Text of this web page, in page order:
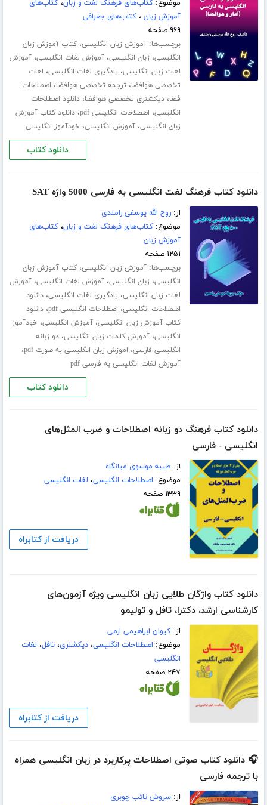
موضوع: کتاب‌های فرهنگ لغت و زبان، کتاب‌های
آموزش زبان ،کتاب‌های جغرافی
۹۶۹ صفحه
برچسب‌ها:آموزش زبان انگلیسی،کتاب آموزش زبان
انگلیسی، زبان انگلیسی،آموزش لغات انگلیسی،آموزش
لغات زبان انگلیسی، یادگیری لغات انگلیسی، لغات
تخصصی هوافضا، ترجمه تخصصی هوافضا، اصطلاحات
فضا،دیکشنری تخصصی هوافضا،دانلود اصطلاحات
انگلیسی، اصطلاحات انگلیسی pdf ،دانلود کتاب آموزش
زبان انگلیسی،آموزش انگلیسی، خودآموز انگلیسی
دانلود کتاب
دانلود کتاب فرهنگ لغت انگلیسی به فارسی 5000 واژه SAT
از:روح الله یوسفی رامندی
موضوع:کتاب‌های فرهنگ لغت و زبان،کتاب‌های
آموزش زبان
۱۲۵۱ صفحه
برچسب‌ها:آموزش زبان انگلیسی،کتاب آموزش زبان
انگلیسی، زبان انگلیسی،آموزش لغات انگلیسی،آموزش
لغات زبان انگلیسی، یادگیری لغات انگلیسی،دانلود
اصطلاحات انگلیسی، اصطلاحات انگلیسی pdf ،دانلود
کتاب آموزش زبان انگلیسی،آموزش انگلیسی، خودآموز
انگلیسی،آموزش کلمات زبان انگلیسی،دو زبانه
انگلیسی فارسی، اموزش زبان انگلیسی به صورت pdf ،
آموزش لغات انگلیسی به فارسی pdf
دانلود کتاب
دانلود کتاب فرهنگ دو زبانه اصطلاحات و ضرب المثل‌های
انگلیسی - فارسی
از: طیبه موسوی میانگاه
موضوع: اصطلاحات انگلیسی، لغات انگلیسی
۱۳۳۹ صفحه
دریافت از کتابراه
دانلود کتاب واژگان طلایی زبان انگلیسی ویژه آزمون‌های
کارشناسی ارشد، دکترا، تافل و تولیمو
از:کیوان ابراهیمی ارمی
موضوع: اصطلاحات انگلیسی،دیکشنری،تافل، لغات
انگلیسی
۲۴۷ صفحه
دریافت از کتابراه
🎧 دانلود کتاب صوتی اصطلاحات پرکاربرد در زبان انگلیسی همراه
با ترجمه فارسی
از:سروش تائب چوبری